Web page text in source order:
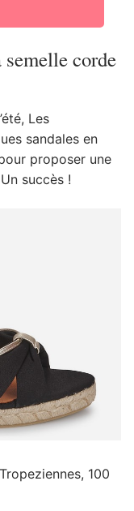
semelle corde
Les
sandales en
proposer une
succès !
100